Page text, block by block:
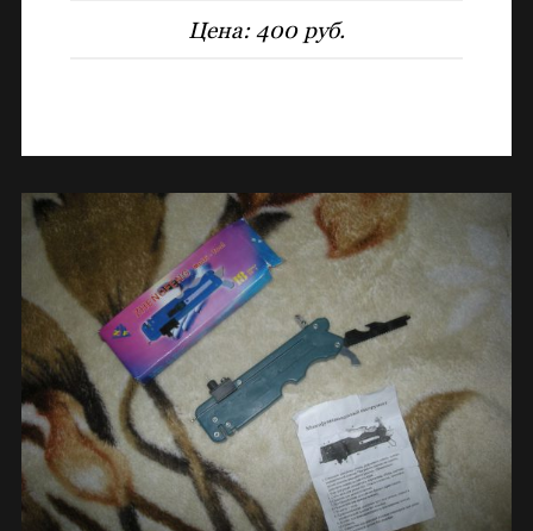
Цена: 400 руб.